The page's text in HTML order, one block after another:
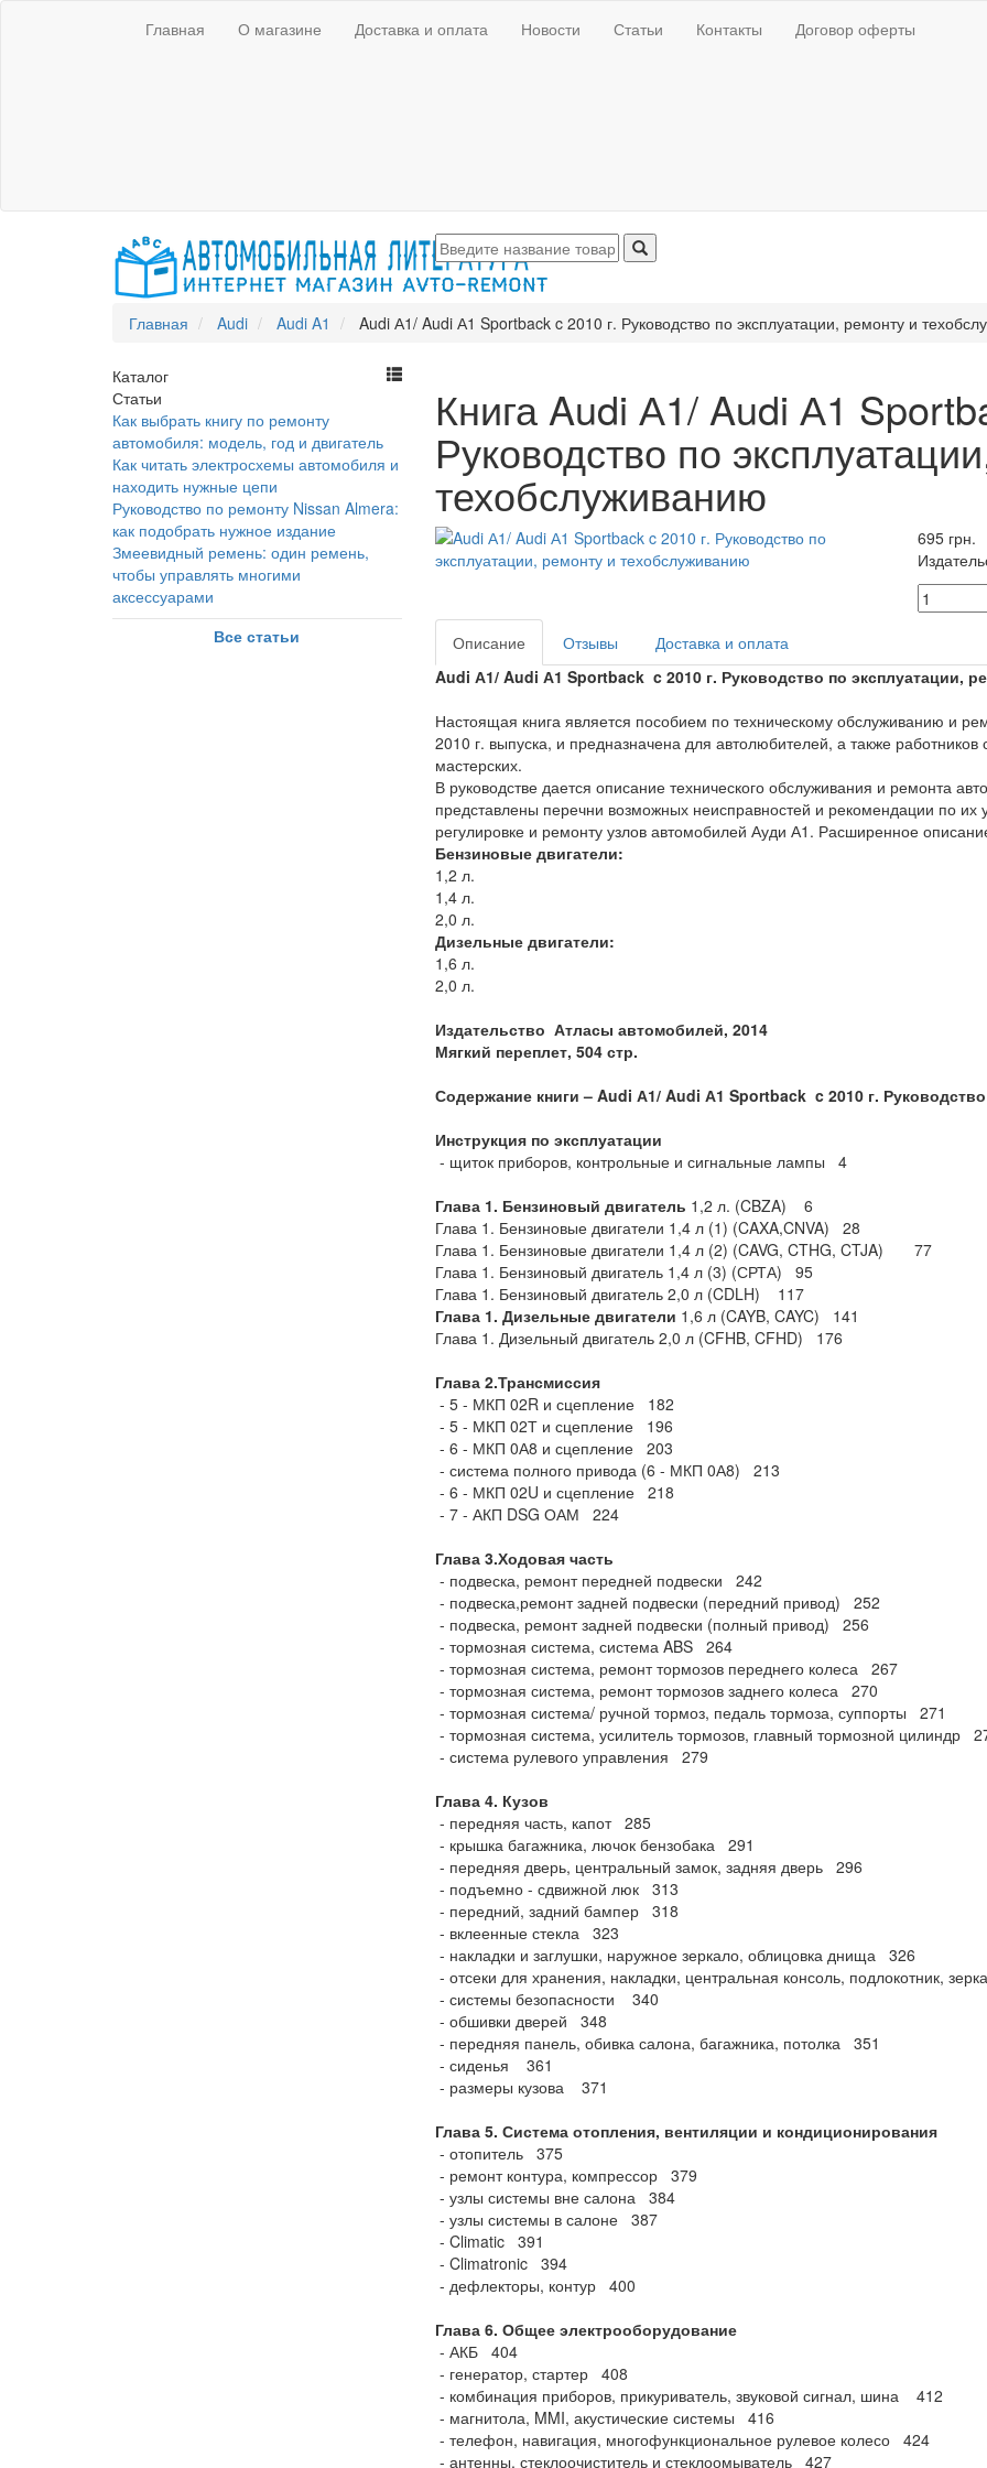
Главная О магазине Доставка и оплата Новости Статьи Контакты Договор оферты
Главная Audi Audi A1 Audi А1/ Audi А1 Sportback c 2010 г. Руководство по эксплуатации, ремонту и
Каталог
Статьи
Как выбрать книгу по ремонту
автомобиля: модель, год и двигатель
Как читать электросхемы автомобиля и
находить нужные цепи
Руководство по ремонту Nissan Almera:
как подобрать нужное издание
Змеевидный ремень: один ремень,
чтобы управлять многими
аксессуарами
Все статьи
Книга Audi А1/ Audi А1
Руководство по
техобслуживанию
695 грн.
Описание Отзывы
Доставка и оплата
Audi А1/ Audi А1 Sportback c 2010 г. Руководство по эксплуатации,
Настоящая книга является пособием по техническому обслуживанию и
2010 г. выпуска, и предназначена для автолюбителей, а также
мастерских.
В руководстве дается описание технического обслуживания и ремонта
представлены перечни возможных неисправностей и рекомендации по их
регулировке и ремонту узлов автомобилей Ауди А1. Расширенное
Бензиновые двигатели:
1,2 л.
1,4 л.
2,0 л.
Дизельные двигатели:
1,6 л.
2,0 л.
Издательство Атласы автомобилей, 2014
Мягкий переплет, 504 стр.
Содержание книги – Audi А1/ Audi А1 Sportback c 2010 г.
Инструкция по эксплуатации
- щиток приборов, контрольные и сигнальные лампы 4
Глава 1. Бензиновый двигатель 1,2 л. (CBZA) 6
Глава 1. Бензиновые двигатели 1,4 л (1) (CAXA,CNVA) 28
Глава 1. Бензиновые двигатели 1,4 л (2) (CAVG, CTHG, CTJA) 77
Глава 1. Бензиновый двигатель 1,4 л (3) (СРТА) 95
Глава 1. Бензиновый двигатель 2,0 л (CDLH) 117
Глава 1. Дизельные двигатели 1,6 л (CAYB, CAYC) 141
Глава 1. Дизельный двигатель 2,0 л (CFHB, CFHD) 176
Глава 2.Трансмиссия
- 5 - МКП 02R и сцепление 182
- 5 - МКП 02Т и сцепление 196
- 6 - МКП 0А8 и сцепление 203
- система полного привода (6 - МКП 0А8) 213
- 6 - МКП 02U и сцепление 218
- 7 - АКП DSG ОАМ 224
Глава 3.Ходовая часть
- подвеска, ремонт передней подвески 242
- подвеска,ремонт задней подвески (передний привод) 252
- подвеска, ремонт задней подвески (полный привод) 256
- тормозная система, система ABS 264
- тормозная система, ремонт тормозов переднего колеса 267
- тормозная система, ремонт тормозов заднего колеса 270
- тормозная система/ ручной тормоз, педаль тормоза, суппорты 271
- тормозная система, усилитель тормозов, главный тормозной цилиндр
- система рулевого управления 279
Глава 4. Кузов
- передняя часть, капот 285
- крышка багажника, лючок бензобака 291
- передняя дверь, центральный замок, задняя дверь 296
- подъемно - сдвижной люк 313
- передний, задний бампер 318
- вклеенные стекла 323
- накладки и заглушки, наружное зеркало, облицовка днища 326
- отсеки для хранения, накладки, центральная консоль, подлокотник,
- системы безопасности 340
- обшивки дверей 348
- передняя панель, обивка салона, багажника, потолка 351
- сиденья 361
- размеры кузова 371
Глава 5. Система отопления, вентиляции и кондиционирования
- отопитель 375
- ремонт контура, компрессор 379
- узлы системы вне салона 384
- узлы системы в салоне 387
- Climatic 391
- Climatronic 394
- дефлекторы, контур 400
Глава 6. Общее электрооборудование
- АКБ 404
- генератор, стартер 408
- комбинация приборов, прикуриватель, звуковой сигнал, шина 412
- магнитола, MMI, акустические системы 416
- телефон, навигация, многофункциональное рулевое колесо 424
- антенны, стеклоочиститель и стеклоомыватель 427